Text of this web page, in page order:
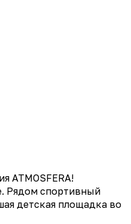
АТМOSFЕRA!
Рядом спортивный
детская площадка во